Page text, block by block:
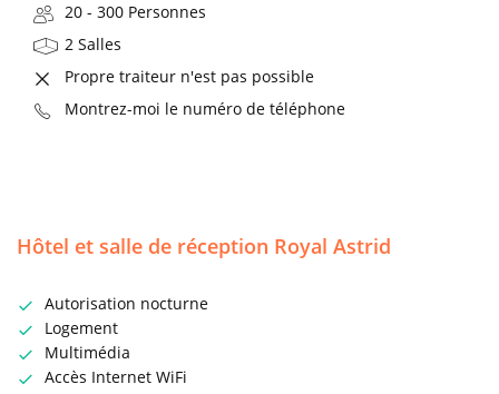
20 - 300 Personnes
2 Salles
Propre traiteur n'est pas possible
Montrez-moi le numéro de téléphone
Hôtel et salle de réception Royal Astrid
Autorisation nocturne
Logement
Multimédia
Accès Internet WiFi